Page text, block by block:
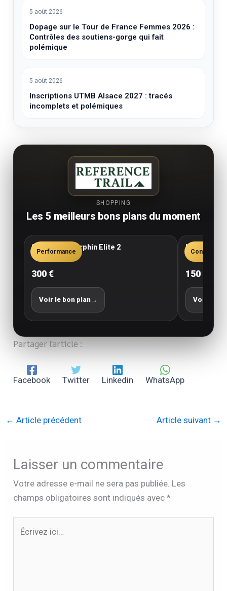
5 août 2026
Dopage sur le Tour de France Femmes 2026 :
Contrôles des soutiens-gorge qui fait
polémique
5 août 2026
Inscriptions UTMB Alsace 2027 : tracés
incomplets et polémiques
SHOPPING
Les 5 meilleurs bons plans du moment
Performance
Saucony Endorphin Elite 2
300 €
Voir le bon plan→
Confort
New
150 €
Voir le
Partager l'article :
Facebook Twitter Linkedin WhatsApp
← Article précédent Article suivant →
Laisser un commentaire
Votre adresse e-mail ne sera pas publiée. Les
champs obligatoires sont indiqués avec*